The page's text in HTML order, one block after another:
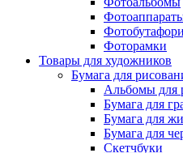
Фоторамки
Товары для художников
Бумага для
Альбомы для
Бумага для
Бумага для
Бумага для
Скетчбуки